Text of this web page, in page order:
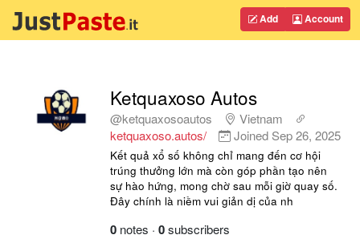
Add Account
Ketquaxoso Autos
@ketquaxosoautos
Vietnam
ketquaxoso.autos/
Joined Sep 26, 2025
Kết quả xổ số không chỉ mang đến cơ hội
trúng thưởng lớn mà còn góp phần tạo nên
sự hào hứng, mong chờ sau mỗi giờ quay số.
Đây chính là niềm vui giản dị của nh
0 notes · 0subscribers